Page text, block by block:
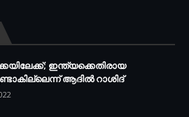
ഇന്ത്യക്കെതിരായ
ആദില്‍ റാശിദ്